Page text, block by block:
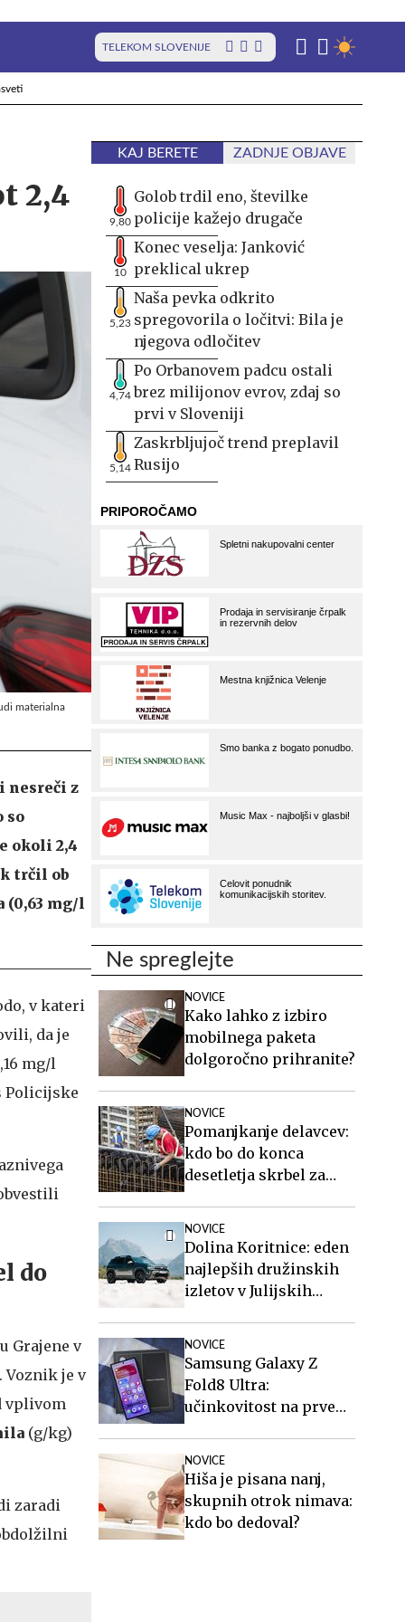
TELEKOM SLOVENIJE
2,4
materialna
nesreči z
so
okoli 2,4
trčil ob
mg/l
v kateri
da je
mg/l
Policijske
do
Grajene v
Voznik je v
vplivom
(g/kg)
zaradi
KAJ BERETE ZADNJE OBJAVE
9,80
Golob trdil eno, številke
policije kažejo drugače
10
Konec veselja: Janković
preklical ukrep
5,23
Naša pevka odkrito
spregovorila o ločitvi: Bila je
njegova odločitev
4,74
Po Orbanovem padcu ostali
brez milijonov evrov, zdaj so
prvi v Sloveniji
5,14
Zaskrbljujoč trend preplavil
Rusijo
Ne spreglejte
NOVICE
Kako lahko z izbiro
mobilnega paketa
dolgoročno prihranite?
NOVICE
Pomanjkanje delavcev:
kdo bo do konca
desetletja skrbel za
avtobuse?
NOVICE
Dolina Koritnice: eden
najlepših družinskih
izletov v Julijskih
NOVICE
Samsung Galaxy Z
Fold8 Ultra:
učinkovitost na prvem
NOVICE
Hiša je pisana nanj,
skupnih otrok nimava:
kdo bo dedoval?